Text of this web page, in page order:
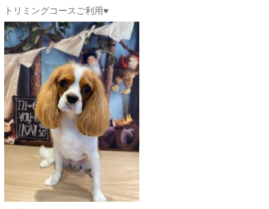
トリミングコースご利用♥